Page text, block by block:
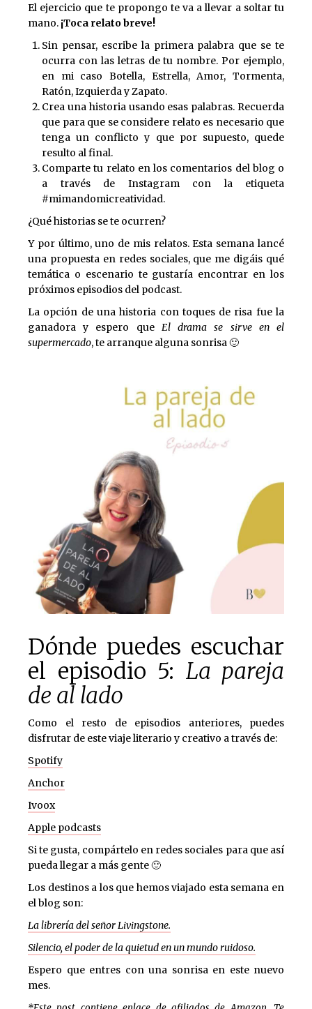
El ejercicio que te propongo te va a llevar a soltar tu
mano. ¡Toca relato breve!
Sin pensar, escribe la primera palabra que se te
ocurra con las letras de tu nombre. Por ejemplo,
en mi caso Botella, Estrella, Amor, Tormenta,
Ratón, Izquierda y Zapato.
Crea una historia usando esas palabras. Recuerda
que para que se considere relato es necesario que
tenga un conflicto y que por supuesto, quede
resulto al final.
Comparte tu relato en los comentarios del blog o
a través de Instagram con la etiqueta
#mimandomicreatividad.
¿Qué historias se te ocurren?
Y por último, uno de mis relatos. Esta semana lancé
una propuesta en redes sociales, que me digáis qué
temática o escenario te gustaría encontrar en los
próximos episodios del podcast.
La opción de una historia con toques de risa fue la
ganadora y espero que El drama se sirve en el
supermercado, te arranque alguna sonrisa 🙂
Dónde puedes escuchar
el episodio 5: La pareja
de al lado
Como el resto de episodios anteriores, puedes
disfrutar de este viaje literario y creativo a través de:
Spotify
Anchor
Ivoox
Apple podcasts
Si te gusta, compártelo en redes sociales para que así
pueda llegar a más gente 🙂
Los destinos a los que hemos viajado esta semana en
el blog son:
La librería del señor Livingstone.
Silencio, el poder de la quietud en un mundo ruidoso.
Espero que entres con una sonrisa en este nuevo
mes.